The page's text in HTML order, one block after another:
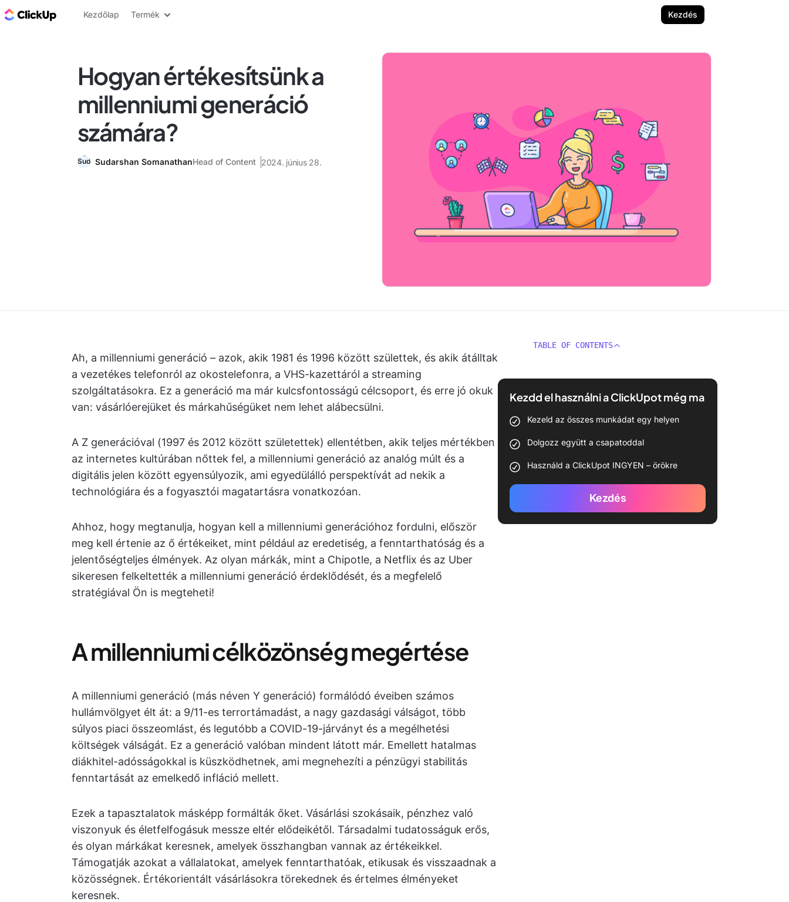
ClickUp blog
Kezdőlap Termék Kezdés
Hogyan értékesítsünk a
millenniumi generáció
számára?
Sudarshan SomanathanHead of Content 2024. június 28.
Ah, a millenniumi generáció – azok, akik 1981 és 1996 között születtek, és akik átálltak
a vezetékes telefonról az okostelefonra, a VHS-kazettáról a streaming
szolgáltatásokra. Ez a generáció ma már kulcsfontosságú célcsoport, és erre jó okuk
van: vásárlóerejüket és márkahűségüket nem lehet alábecsülni.
A Z generációval (1997 és 2012 között születettek) ellentétben, akik teljes mértékben
az internetes kultúrában nőttek fel, a millenniumi generáció az analóg múlt és a
digitális jelen között egyensúlyozik, ami egyedülálló perspektívát ad nekik a
technológiára és a fogyasztói magatartásra vonatkozóan.
Ahhoz, hogy megtanulja, hogyan kell a millenniumi generációhoz fordulni, először
meg kell értenie az ő értékeiket, mint például az eredetiség, a fenntarthatóság és a
jelentőségteljes élmények. Az olyan márkák, mint a Chipotle, a Netflix és az Uber
sikeresen felkeltették a millenniumi generáció érdeklődését, és a megfelelő
stratégiával Ön is megteheti!
A millenniumi célközönség megértése
A millenniumi generáció (más néven Y generáció) formálódó éveiben számos
hullámvölgyet élt át: a 9/11-es terrortámadást, a nagy gazdasági válságot, több
súlyos piaci összeomlást, és legutóbb a COVID-19-járványt és a megélhetési
költségek válságát. Ez a generáció valóban mindent látott már. Emellett hatalmas
diákhitel-adósságokkal is küszködhetnek, ami megnehezíti a pénzügyi stabilitás
fenntartását az emelkedő infláció mellett.
Ezek a tapasztalatok másképp formálták őket. Vásárlási szokásaik, pénzhez való
viszonyuk és életfelfogásuk messze eltér elődeikétől. Társadalmi tudatosságuk erős,
és olyan márkákat keresnek, amelyek összhangban vannak az értékeikkel.
Támogatják azokat a vállalatokat, amelyek fenntarthatóak, etikusak és visszaadnak a
közösségnek. Értékorientált vásárlásokra törekednek és értelmes élményeket
keresnek.
TABLE OF CONTENTS
Kezdd el használni a ClickUpot még ma
Kezeld az összes munkádat egy helyen
Dolgozz együtt a csapatoddal
Használd a ClickUpot INGYEN – örökre
Kezdés